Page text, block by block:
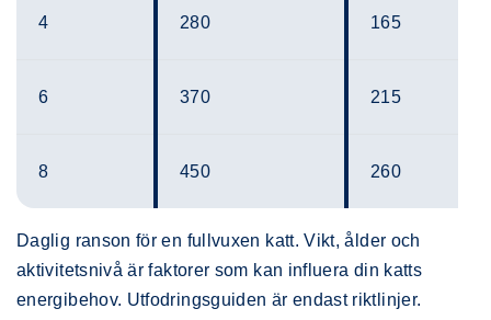
4 280 165
6 370 215
8 450 260
Daglig ranson för en fullvuxen katt. Vikt, ålder och
aktivitetsnivå är faktorer som kan influera din katts
energibehov. Utfodringsguiden är endast riktlinjer.